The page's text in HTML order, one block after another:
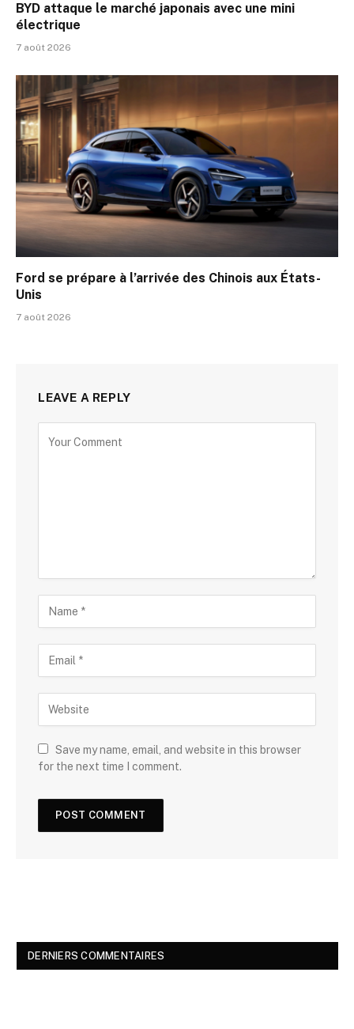
BYD attaque le marché japonais avec une mini
électrique
7 août 2026
Ford se prépare à l’arrivée des Chinois aux États-
Unis
7 août 2026
LEAVE A REPLY
Save my name, email, and website in this browser
for the next time I comment.
DERNIERS COMMENTAIRES